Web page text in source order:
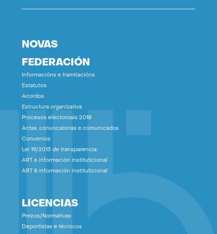
NOVAS
FEDERACIÓN
Informacións e tramitacións
Estatutos
Acordos
Estructura organizativa
Procesos electoroais 2018
Actas, convocatorias e comunicados
Convenios
Lei 19/2013 de transparencia:
ART 6 información instituticional
ART 8 información instituticional
LICENCIAS
Prezos/Normativas
Deportistas e técnicos